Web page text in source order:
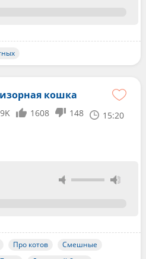
кошка
1608 148 15:20
Про котов
Смешные